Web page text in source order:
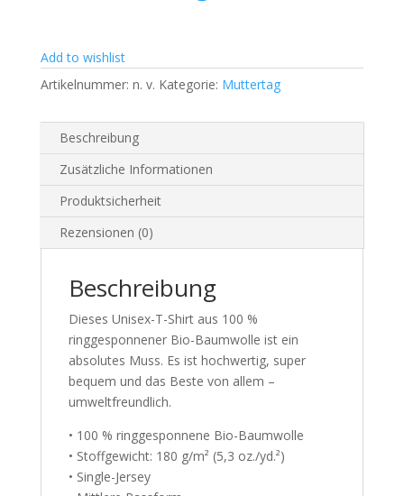
Add to wishlist
Artikelnummer: n. v. Kategorie: Muttertag
Beschreibung
Zusätzliche Informationen
Produktsicherheit
Rezensionen (0)
Beschreibung
Dieses Unisex-T-Shirt aus 100 %
ringgesponnener Bio-Baumwolle ist ein
absolutes Muss. Es ist hochwertig, super
bequem und das Beste von allem –
umweltfreundlich.
• 100 % ringgesponnene Bio-Baumwolle
• Stoffgewicht: 180 g/m² (5,3 oz./yd.²)
• Single-Jersey